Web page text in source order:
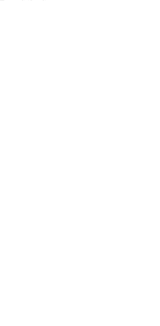
Test auditif en ligne